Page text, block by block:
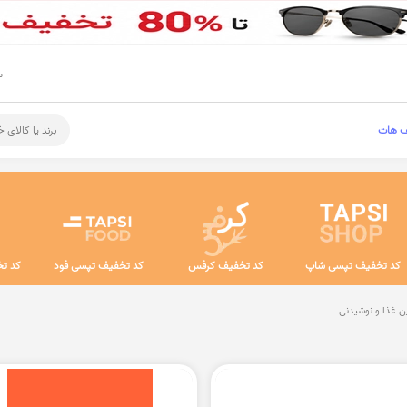
هات برند یا
کد تخفیف تپسی شاپ کد تخفیف کرفس کد تخفیف تپسی فود کد
غذا و نوشیدنی